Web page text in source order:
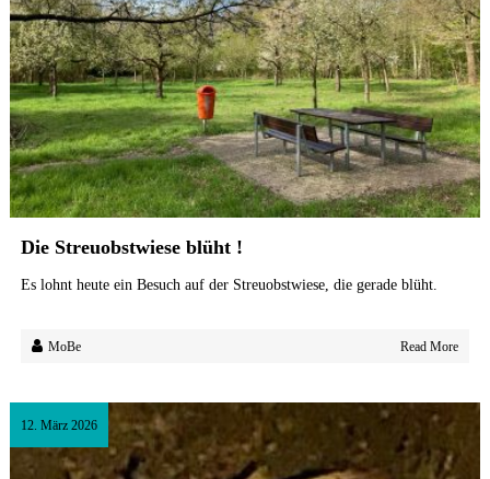
a
r
i
e
n
v
i
e
t
e
Die Streuobstwiese blüht !
Es lohnt heute ein Besuch auf der Streuobstwiese, die gerade blüht.
MoBe Read More
12. März 2026